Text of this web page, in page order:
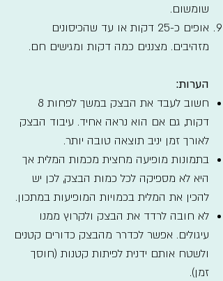
שומשום.
אופים כ-25 דקות או עד שהכיסונים
מזהיבים. מצננים כמה דקות ומגישים חם.
הערות:
חשוב לעבד את הבצק במשך לפחות 8
דקות, גם אם הוא נראה אחיד. עיבוד הבצק
לאורך זמן יניב תוצאה טובה יותר.
בתמונות מופיעה מחצית מכמות המלית אך
היא לא מספיקה לכל כמות הבצק, לכן יש
להכין את המלית בכמויות המופיעות במתכון.
לא חובה לרדד את הבצק ולקרוץ ממנו
עיגולים. אפשר לכדרר מהבצק כדורים קטנים
ולשטח אותם ידנית לפיתות קטנות (חוסך
זמן).